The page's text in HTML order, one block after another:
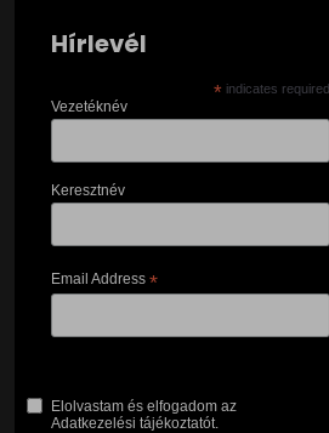
Hírlevél
* indicates required
Vezetéknév
Keresztnév
Email Address *
Elolvastam és elfogadom az
Adatkezelési tájékoztatót.